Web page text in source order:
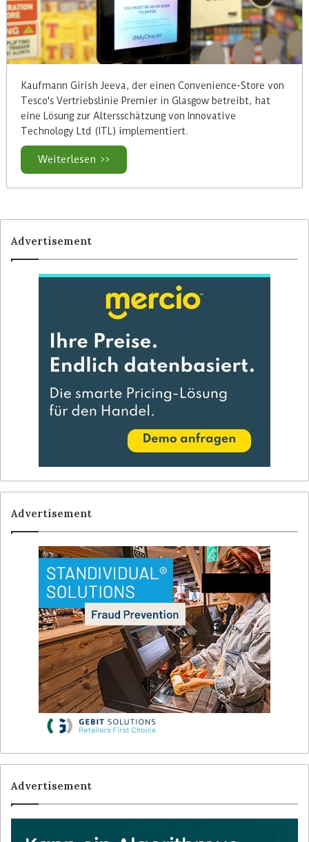
Kaufmann Girish Jeeva, der einen Convenience-Store von
Tesco's Vertriebslinie Premier in Glasgow betreibt, hat
eine Lösung zur Altersschätzung von Innovative
Technology Ltd (ITL) implementiert.
Weiterlesen >>
Advertisement
Advertisement
Advertisement